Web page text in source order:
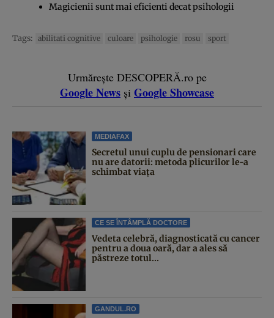
Magicienii sunt mai eficienti decat psihologii
Tags: abilitati cognitive culoare psihologie rosu sport
Urmărește DESCOPERĂ.ro pe
Google News și Google Showcase
MEDIAFAX
Secretul unui cuplu de pensionari care
nu are datorii: metoda plicurilor le-a
schimbat viața
CE SE ÎNTÂMPLĂ DOCTORE
Vedeta celebră, diagnosticată cu cancer
pentru a doua oară, dar a ales să
păstreze totul...
GANDUL.RO